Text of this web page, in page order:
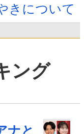
きについて
ング
ナと